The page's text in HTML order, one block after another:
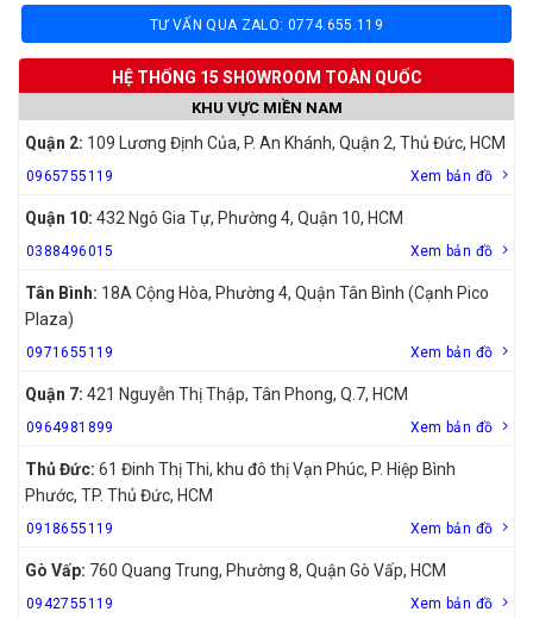
TƯ VẤN QUA ZALO: 0774.655.119
HỆ THỐNG 15 SHOWROOM TOÀN QUỐC
KHU VỰC MIỀN NAM
Quận 2: 109 Lương Định Của, P. An Khánh, Quận 2, Thủ Đức, HCM
0965755119 Xem bản đồ
Quận 10: 432 Ngô Gia Tự, Phường 4, Quận 10, HCM
0388496015 Xem bản đồ
Tân Bình: 18A Cộng Hòa, Phường 4, Quận Tân Bình (Cạnh Pico
Plaza)
0971655119 Xem bản đồ
Quận 7: 421 Nguyễn Thị Thập, Tân Phong, Q.7, HCM
0964981899 Xem bản đồ
Thủ Đức: 61 Đinh Thị Thi, khu đô thị Vạn Phúc, P. Hiệp Bình
Phước, TP. Thủ Đức, HCM
0918655119 Xem bản đồ
Gò Vấp: 760 Quang Trung, Phường 8, Quận Gò Vấp, HCM
0942755119 Xem bản đồ